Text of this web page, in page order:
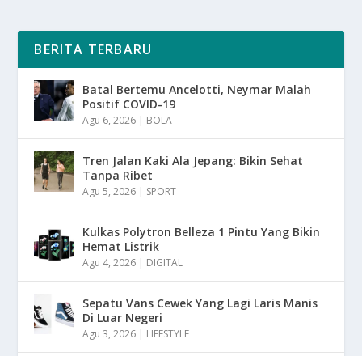
BERITA TERBARU
Batal Bertemu Ancelotti, Neymar Malah
Positif COVID-19
Agu 6, 2026 | BOLA
Tren Jalan Kaki Ala Jepang: Bikin Sehat
Tanpa Ribet
Agu 5, 2026 | SPORT
Kulkas Polytron Belleza 1 Pintu Yang Bikin
Hemat Listrik
Agu 4, 2026 | DIGITAL
Sepatu Vans Cewek Yang Lagi Laris Manis
Di Luar Negeri
Agu 3, 2026 | LIFESTYLE